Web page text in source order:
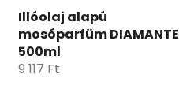
Illóolaj alapú
mosóparfüm DIAMANTE
500ml
9 117 Ft